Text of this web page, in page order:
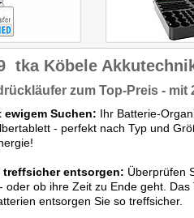
tka Köbele
zum Top-Preis - mit
Suchen: Ihr Batterie-
- perfekt nach Typ und
treffsicher entsorgen: Überprüfen
oder ob ihre Zeit zu Ende geht.
entsorgen Sie so treffsicher.